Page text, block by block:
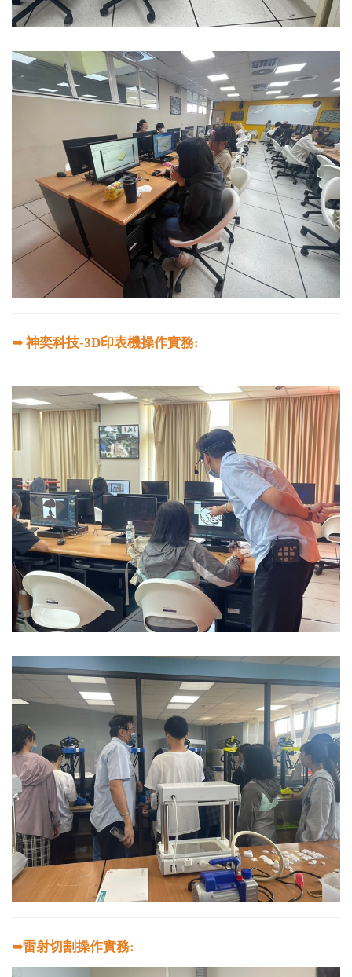
➥ 神奕科技-3D印表機操作實務:
➥雷射切割操作實務: